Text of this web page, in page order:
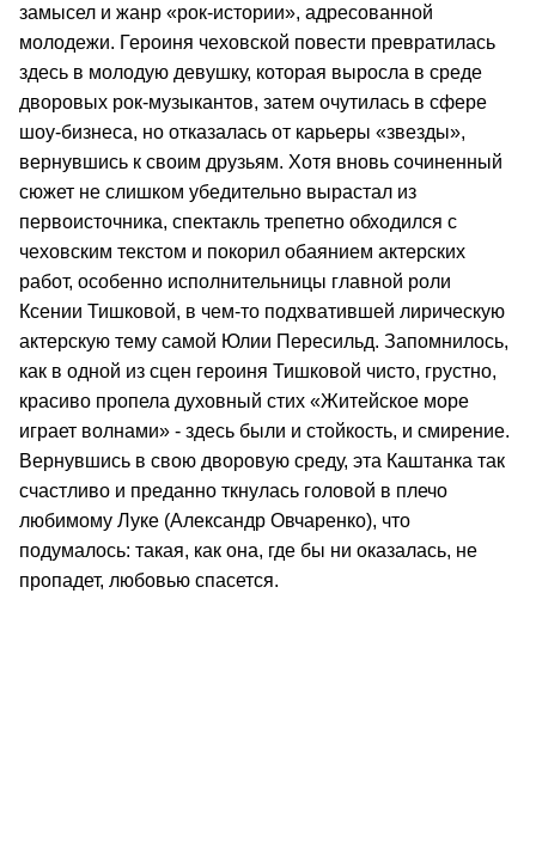
замысел и жанр «рок-истории», адресованной
молодежи. Героиня чеховской повести превратилась
здесь в молодую девушку, которая выросла в среде
дворовых рок-музыкантов, затем очутилась в сфере
шоу-бизнеса, но отказалась от карьеры «звезды»,
вернувшись к своим друзьям. Хотя вновь сочиненный
сюжет не слишком убедительно вырастал из
первоисточника, спектакль трепетно обходился с
чеховским текстом и покорил обаянием актерских
работ, особенно исполнительницы главной роли
Ксении Тишковой, в чем-то подхватившей лирическую
актерскую тему самой Юлии Пересильд. Запомнилось,
как в одной из сцен героиня Тишковой чисто, грустно,
красиво пропела духовный стих «Житейское море
играет волнами» - здесь были и стойкость, и смирение.
Вернувшись в свою дворовую среду, эта Каштанка так
счастливо и преданно ткнулась головой в плечо
любимому Луке (Александр Овчаренко), что
подумалось: такая, как она, где бы ни оказалась, не
пропадет, любовью спасется.